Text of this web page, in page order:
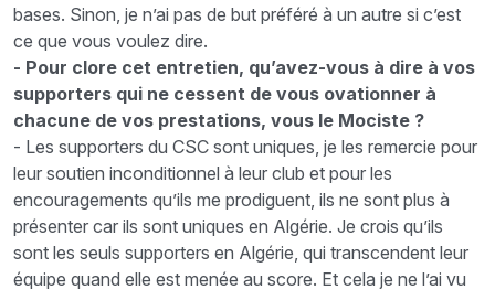
bases. Sinon, je n’ai pas de but préféré à un autre si c’est
ce que vous voulez dire.
- Pour clore cet entretien, qu’avez-vous à dire à vos
supporters qui ne cessent de vous ovationner à
chacune de vos prestations, vous le Mociste ?
- Les supporters du CSC sont uniques, je les remercie pour
leur soutien inconditionnel à leur club et pour les
encouragements qu’ils me prodiguent, ils ne sont plus à
présenter car ils sont uniques en Algérie. Je crois qu’ils
sont les seuls supporters en Algérie, qui transcendent leur
équipe quand elle est menée au score. Et cela je ne l’ai vu